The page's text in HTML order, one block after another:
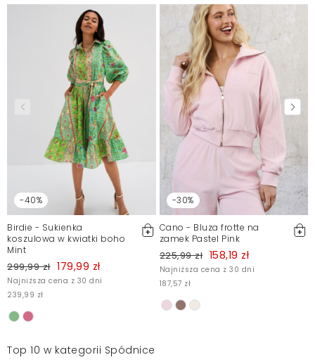
-40%
Birdie - Sukienka
koszulowa w kwiatki boho
Mint
299,99 zł 179,99 zł
Najniższa cena z 30 dni
239,99 zł
-30%
Cano - Bluza frotte na
zamek Pastel Pink
225,99 zł 158,19 zł
Najniższa cena z 30 dni
187,57 zł
Top 10 w kategorii Spódnice